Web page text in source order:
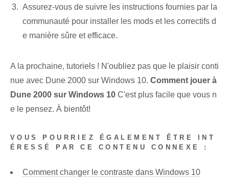
Assurez-vous de suivre les instructions fournies par la
communauté pour installer les mods et les correctifs d
e manière sûre et efficace.
A la prochaine, tutoriels ! N'oubliez pas que le plaisir conti
nue avec Dune 2000 sur Windows 10. Comment jouer à
Dune 2000 sur Windows 10 C'est plus facile que vous n
e le pensez. À bientôt!
VOUS POURRIEZ ÉGALEMENT ÊTRE INT
ÉRESSÉ PAR CE CONTENU CONNEXE :
Comment changer le contraste dans Windows 10